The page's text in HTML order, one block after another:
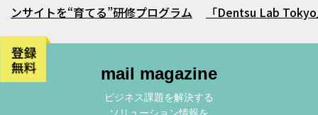
ンサイトを“育てる”研修プログラム
「Dentsu Lab
mail magazine
ビジネス課題を解決する